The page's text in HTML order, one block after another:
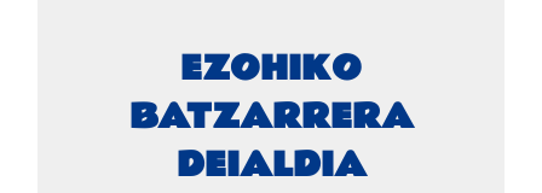
EZOHIKO
BATZARRERA
DEIALDIA